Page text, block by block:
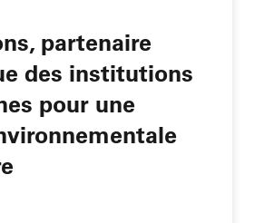
partenaire
des institutions
pour une